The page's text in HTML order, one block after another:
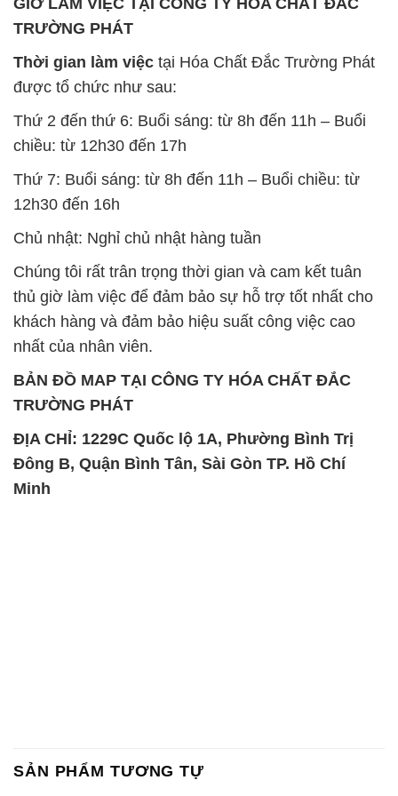
Thứ 2 đến thứ 6: Buổi sáng: từ 8h đến 11h – Buổi
chiều: từ 12h30 đến 17h
Thứ 7: Buổi sáng: từ 8h đến 11h – Buổi chiều: từ
12h30 đến 16h
Chủ nhật: Nghỉ chủ nhật hàng tuần
thủ giờ làm việc để đảm bảo sự hỗ trợ tốt nhất cho
khách hàng và đảm bảo hiệu suất công việc cao
nhất của nhân viên.
BẢN ĐỒ MAP TẠI CÔNG TY HÓA CHẤT ĐẮC
TRƯỜNG PHÁT
ĐỊA CHỈ: 1229C Quốc lộ 1A, Phường Bình Trị
Đông B, Quận Bình Tân, Sài Gòn TP. Hồ Chí
Minh